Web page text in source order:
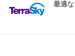
最適